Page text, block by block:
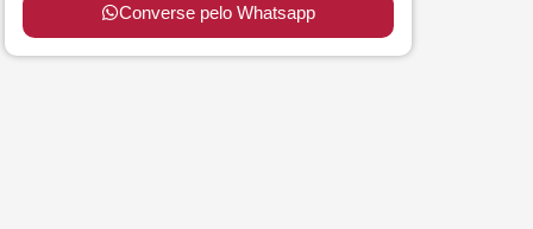
Converse pelo Whatsapp